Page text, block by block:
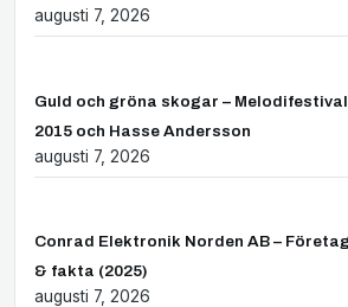
augusti 7, 2026
Guld och gröna skogar –
2015 och Hasse Andersson
augusti 7, 2026
Conrad Elektronik Norden AB –
& fakta (2025)
augusti 7, 2026